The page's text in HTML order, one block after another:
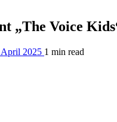
„The Voice
April 2025 1 min read